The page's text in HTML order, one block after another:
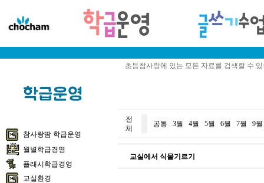
초등참사랑에 있는 모든 자료를 검색할 수
참사랑땀 학급운영
월별학급경영
플래시학급경영
교실환경
전
체
공통 3월 4월 5월 6월 7월 9월
교실에서 식물기르기